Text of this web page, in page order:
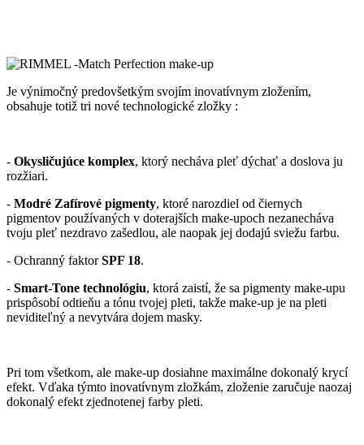
Je výnimočný predovšetkým svojím inovatívnym zložením,
obsahuje totiž tri nové technologické zložky :
- Okysličujúce komplex, ktorý necháva pleť dýchať a doslova ju
rozžiari.
- Modré Zafírové pigmenty, ktoré narozdiel od čiernych
pigmentov používaných v doterajších make-upoch nezanecháva
tvoju pleť nezdravo zašedlou, ale naopak jej dodajú sviežu farbu.
- Ochranný faktorSPF 18.
- Smart-Tone technológiu, ktorá zaistí, že sa pigmenty make-upu
prispôsobí odtieňu a tónu tvojej pleti, takže make-up je na pleti
neviditeľný a nevytvára dojem masky.
Pri tom všetkom, ale make-up dosiahne maximálne dokonalý krycí
efekt. Vďaka týmto inovatívnym zložkám, zloženie zaručuje naozaj
dokonalý efekt zjednotenej farby pleti.